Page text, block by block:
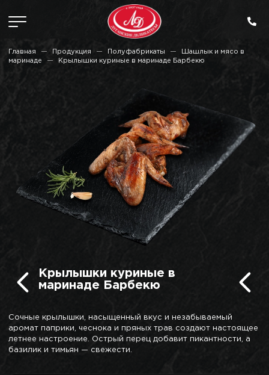
Главная Продукция Полуфабрикаты
Шашлык и мясо в
маринаде
Крылышки куриные в маринаде Барбекю
Крылышки куриные в
маринаде Барбекю
Сочные крылышки, насыщенный вкус и незабываемый
аромат паприки, чеснока и пряных трав создают настоящее
летнее настроение. Острый перец добавит пикантности, а
базилик и тимьян — свежести.